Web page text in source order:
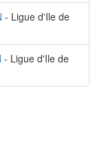
- Ligue d'Ile de
- Ligue d'Ile de